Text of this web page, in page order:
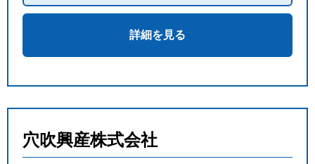
詳細を見る
穴吹興産株式会社